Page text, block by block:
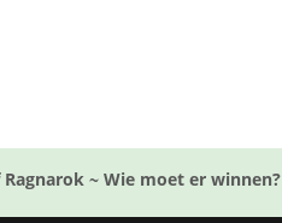
Ragnarok ~ Wie moet er winnen?